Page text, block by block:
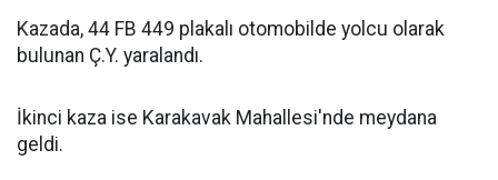
Kazada, 44 FB 449 plakalı otomobilde yolcu olarak
bulunan Ç.Y. yaralandı.
İkinci kaza ise Karakavak Mahallesi'nde meydana
geldi.